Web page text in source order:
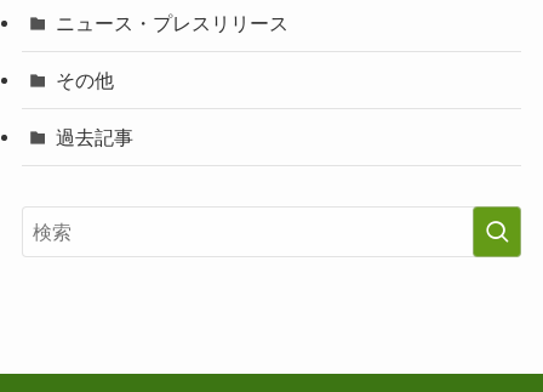
ニュース・プレスリリース
その他
過去記事